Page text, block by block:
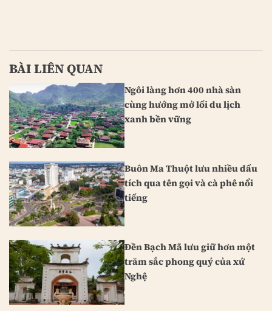
BÀI LIÊN QUAN
Ngôi làng hơn 400 nhà sàn
cùng hướng mở lối du lịch
xanh bền vững
Buôn Ma Thuột lưu nhiều dấu
tích qua tên gọi và cà phê nổi
tiếng
Đền Bạch Mã lưu giữ hơn một
trăm sắc phong quý của xứ
Nghệ